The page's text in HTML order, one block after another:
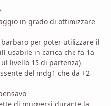
in grado di ottimizzare
per poter utilizzare il
usabile in carica che fa 1a
livello 15 di partenza)
del mdg1 che da +2
di muoversi durante la